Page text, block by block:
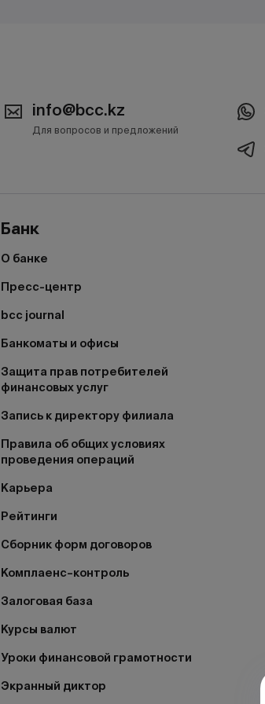
info@bcc.kz
Для вопросов и предложений
Банк
О банке
Пресс-центр
bcc journal
Банкоматы и офисы
Защита прав потребителей
финансовых услуг
Запись к директору филиала
Правила об общих условиях
проведения операций
Карьера
Рейтинги
Сборник форм договоров
Комплаенс–контроль
Залоговая база
Курсы валют
Уроки финансовой грамотности
Экранный диктор